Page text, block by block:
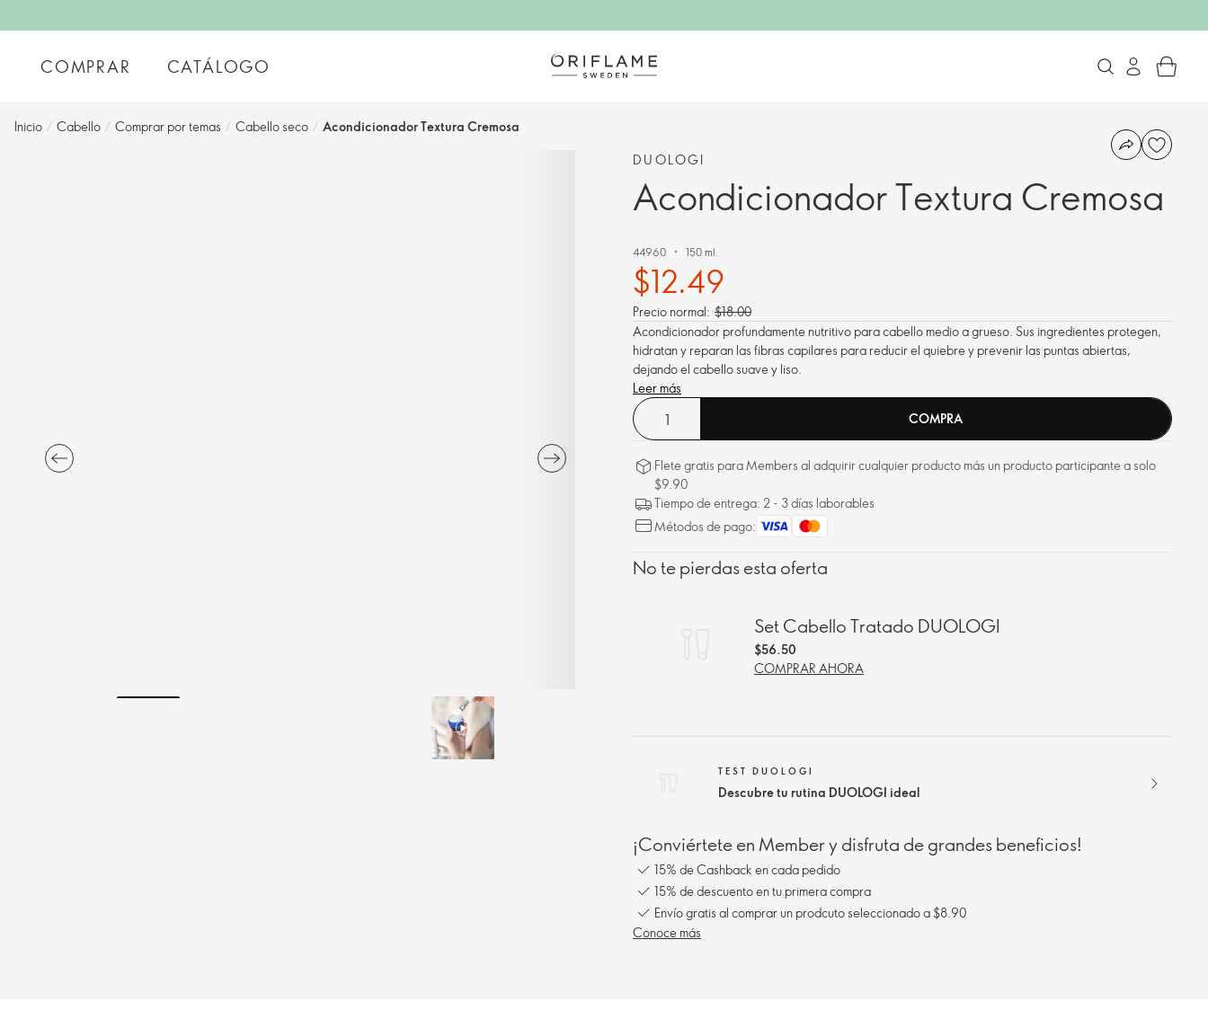
COMPRAR CATÁLOGO
Inicio / Cabello / Comprar por temas / Cabello seco / Acondicionador Textura Cremosa
DUOLOGI
Acondicionador Textura Cremosa
44960 150 ml.
$12.49
Precio normal: $18.00
Acondicionador profundamente nutritivo para cabello medio a grueso. Sus ingredientes protegen,
hidratan y reparan las fibras capilares para reducir el quiebre y prevenir las puntas abiertas,
dejando el cabello suave y liso.
Leer más
COMPRA
Flete gratis para Members al adquirir cualquier producto más un producto participante a solo
$9.90
Tiempo de entrega: 2 - 3 días laborables
Métodos de pago:
No te pierdas esta oferta
Set Cabello Tratado DUOLOGI
$56.50
COMPRAR AHORA
TEST DUOLOGI
Descubre tu rutina DUOLOGI ideal
¡Conviértete en Member y disfruta de grandes beneficios!
15% de Cashback en cada pedido
15% de descuento en tu primera compra
Envío gratis al comprar un prodcuto seleccionado a $8.90
Conoce más